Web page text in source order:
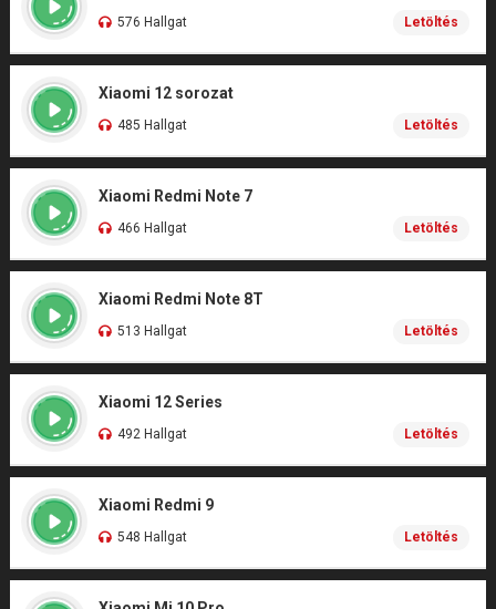
576 Hallgat Letöltés
Xiaomi 12 sorozat
485 Hallgat Letöltés
Xiaomi Redmi Note 7
466 Hallgat Letöltés
Xiaomi Redmi Note 8T
513 Hallgat Letöltés
Xiaomi 12 Series
492 Hallgat Letöltés
Xiaomi Redmi 9
548 Hallgat Letöltés